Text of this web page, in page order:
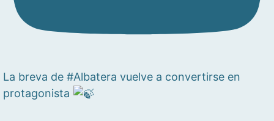
La breva de #Albatera vuelve a convertirse en
protagonista